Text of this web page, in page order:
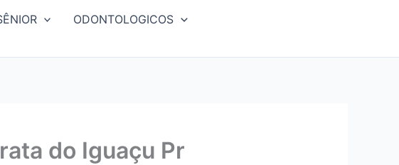
ODONTOLOGICOS
do Iguaçu Pr